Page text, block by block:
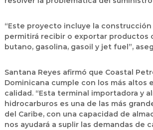
“Este proyecto incluye la
permitirá recibir o exportar productos
butano, gasolina, gasoil y jet fuel”,
Santana Reyes afirmó que Coastal
Dominicana cumple con los más altos
calidad. “Esta terminal importadora y
hidrocarburos es una de las más
del Caribe, con una capacidad de
nos ayudará a suplir las demandas de